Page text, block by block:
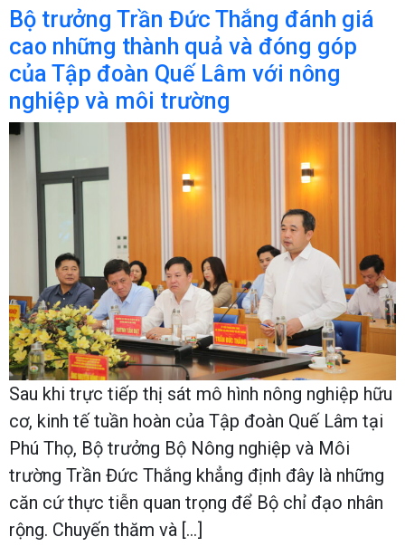
Bộ trưởng Trần Đức Thắng đánh giá
cao những thành quả và đóng góp
của Tập đoàn Quế Lâm với nông
nghiệp và môi trường
Sau khi trực tiếp thị sát mô hình nông nghiệp hữu
cơ, kinh tế tuần hoàn của Tập đoàn Quế Lâm tại
Phú Thọ, Bộ trưởng Bộ Nông nghiệp và Môi
trường Trần Đức Thắng khẳng định đây là những
căn cứ thực tiễn quan trọng để Bộ chỉ đạo nhân
rộng. Chuyến thăm và […]